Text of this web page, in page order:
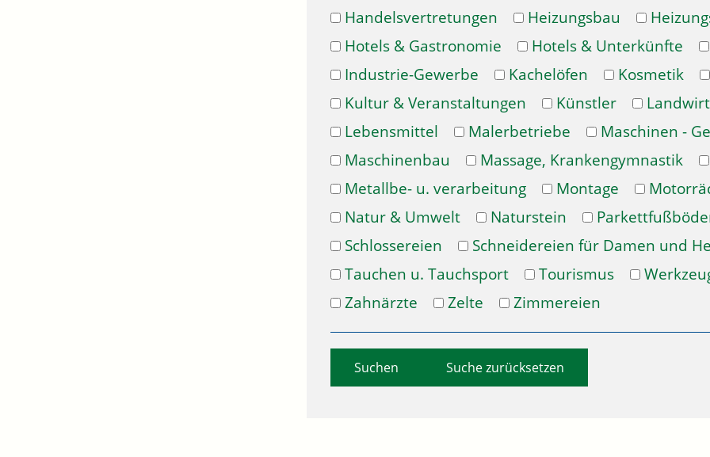
Handelsvertretungen
Heizungsbau
Hotels & Gastronomie
Hotels & Unterkünfte
Industrie-Gewerbe
Kachelöfen Kosmetik
Kultur & Veranstaltungen
Künstler
Lebensmittel
Malerbetriebe
Maschinen -
Maschinenbau
Massage, Krankengymnastik
Metallbe- u. verarbeitung
Montage
Natur & Umwelt
Naturstein
Schlossereien
Schneidereien für Damen und
Tauchen u. Tauchsport
Tourismus
Zahnärzte
Zelte Zimmereien
Suche zurücksetzen